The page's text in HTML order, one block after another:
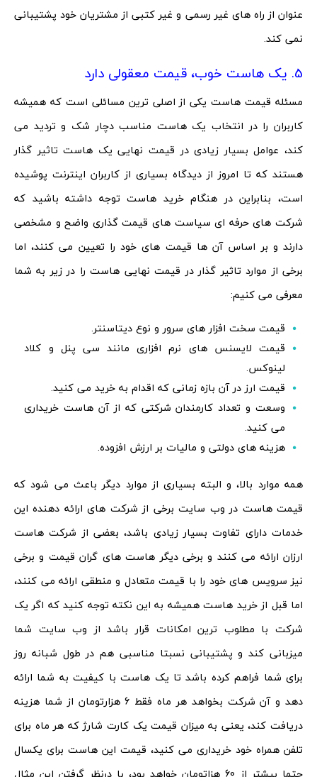
عنوان از راه های غیر رسمی و غیر کتبی از مشتریان خود پشتیبانی
نمی کند.
5. یک هاست خوب، قیمت معقولی دارد
مسئله قیمت هاست یکی از اصلی ترین مسائلی است که همیشه
کاربران را در انتخاب یک هاست مناسب دچار شک و تردید می
کند، عوامل بسیار زیادی در قیمت نهایی یک هاست تاثیر گذار
هستند که تا امروز از دیدگاه بسیاری از کاربران اینترنت پوشیده
است، بنابراین در هنگام خرید هاست توجه داشته باشید که
شرکت های حرفه ای سیاست های قیمت گذاری واضح و مشخصی
دارند و بر اساس آن ها قیمت های خود را تعیین می کنند، اما
برخی از موارد تاثیر گذار در قیمت نهایی هاست را در زیر به شما
معرفی می کنیم:
قیمت سخت افزار های سرور و نوع دیتاسنتر.
قیمت لایسنس های نرم افزاری مانند سی پنل و کلاد
لینوکس.
قیمت ارز در آن بازه زمانی که اقدام به خرید می کنید.
وسعت و تعداد کارمندان شرکتی که از آن هاست خریداری
می کنید.
هزینه های دولتی و مالیات بر ارزش افزوده.
همه موارد بالا، و البته بسیاری از موارد دیگر باعث می شود که
قیمت هاست در وب سایت برخی از شرکت های ارائه دهنده این
خدمات دارای تفاوت بسیار زیادی باشد، بعضی از شرکت هاست
ارزان ارائه می کنند و برخی دیگر هاست های گران قیمت و برخی
نیز سرویس های خود را با قیمت متعادل و منطقی ارائه می کنند،
اما قبل از خرید هاست همیشه به این نکته توجه کنید که اگر یک
شرکت با مطلوب ترین امکانات قرار باشد از وب سایت شما
میزبانی کند و پشتیبانی نسبتا مناسبی هم در طول شبانه روز
برای شما فراهم کرده باشد تا یک هاست با کیفیت به شما ارائه
دهد و آن شرکت بخواهد هر ماه فقط 6 هزارتومان از شما هزینه
دریافت کند، یعنی به میزان قیمت یک کارت شارژ که هر ماه برای
تلفن همراه خود خریداری می کنید، قیمت این هاست برای یکسال